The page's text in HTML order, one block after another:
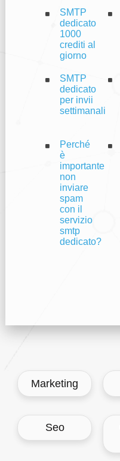
SMTP
dedicato
1000
crediti al
giorno
SMTP
dedicato
per invii
settimanali
Perché
è
importante
non
inviare
spam
con il
servizio
smtp
dedicato?
Marketing
Seo